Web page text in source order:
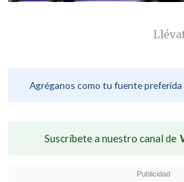
Agréganos como tu fuente preferida
Suscríbete a nuestro canal de